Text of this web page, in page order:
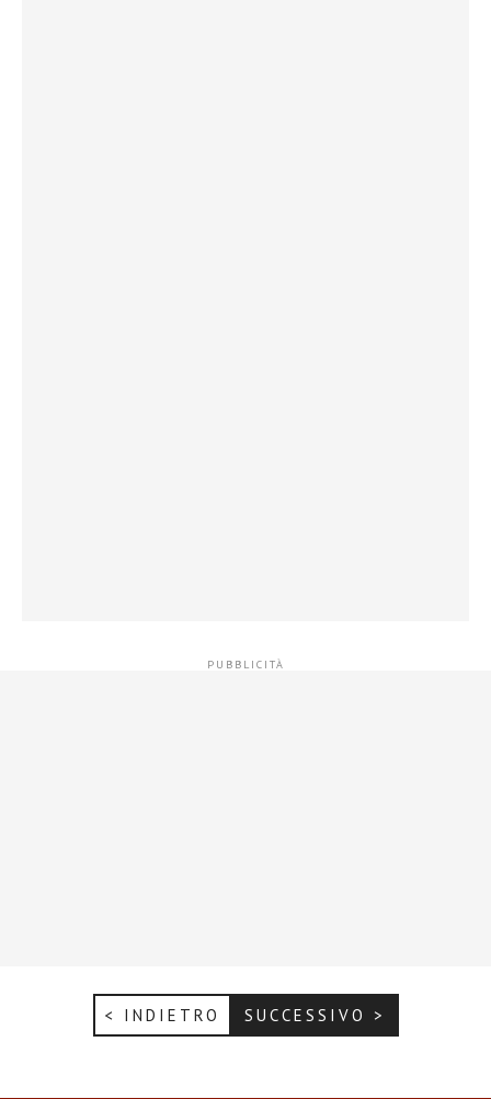
< INDIETRO SUCCESSIVO >